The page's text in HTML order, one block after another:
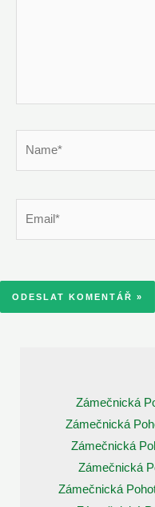
Zámečnická
Zámečnická
Zámečnická
Zámečnická
Zámečnická